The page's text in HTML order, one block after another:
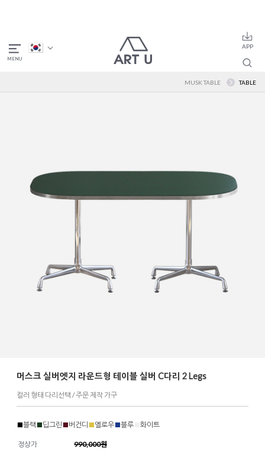
MUSK TABLE TABLE
머스크 실버엣지 라운드형 테이블 실버 C다리 2 Legs
컬러 형태 다리선택 / 주문 제작 가구
■블랙■딥그린■버건디 ■옐로우■블루 화이트
정상가 990,000원